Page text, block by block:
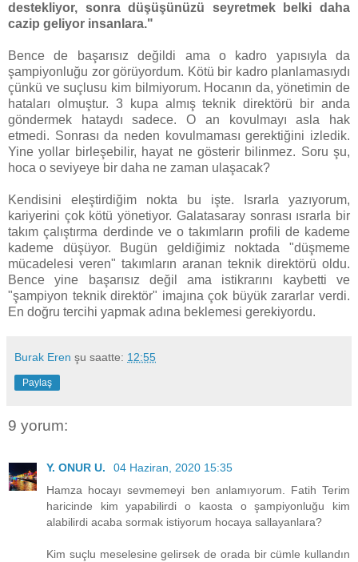
destekliyor, sonra düşüşünüzü seyretmek belki daha
cazip geliyor insanlara."
Bence de başarısız değildi ama o kadro yapısıyla da
şampiyonluğu zor görüyordum. Kötü bir kadro planlamasıydı
çünkü ve suçlusu kim bilmiyorum. Hocanın da, yönetimin de
hataları olmuştur. 3 kupa almış teknik direktörü bir anda
göndermek hataydı sadece. O an kovulmayı asla hak
etmedi. Sonrası da neden kovulmaması gerektiğini izledik.
Yine yollar birleşebilir, hayat ne gösterir bilinmez. Soru şu,
hoca o seviyeye bir daha ne zaman ulaşacak?
Kendisini eleştirdiğim nokta bu işte. Israrla yazıyorum,
kariyerini çok kötü yönetiyor. Galatasaray sonrası ısrarla bir
takım çalıştırma derdinde ve o takımların profili de kademe
kademe düşüyor. Bugün geldiğimiz noktada "düşmeme
mücadelesi veren" takımların aranan teknik direktörü oldu.
Bence yine başarısız değil ama istikrarını kaybetti ve
"şampiyon teknik direktör" imajına çok büyük zararlar verdi.
En doğru tercihi yapmak adına beklemesi gerekiyordu.
Burak Eren şu saatte: 12:55
Paylaş
9 yorum:
Y. ONUR U.
04 Haziran, 2020 15:35
Hamza hocayı sevmemeyi ben anlamıyorum. Fatih Terim
haricinde kim yapabilirdi o kaosta o şampiyonluğu kim
alabilirdi acaba sormak istiyorum hocaya sallayanlara?
Kim suçlu meselesine gelirsek de orada bir cümle kullandın